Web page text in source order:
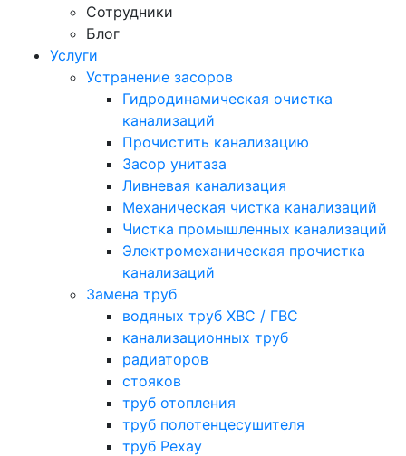
Сотрудники
Блог
Услуги
Устранение засоров
Гидродинамическая очистка
канализаций
Прочистить канализацию
Засор унитаза
Ливневая канализация
Механическая чистка канализаций
Чистка промышленных канализаций
Электромеханическая прочистка
канализаций
Замена труб
водяных труб ХВС / ГВС
канализационных труб
радиаторов
стояков
труб отопления
труб полотенцесушителя
труб Рехау